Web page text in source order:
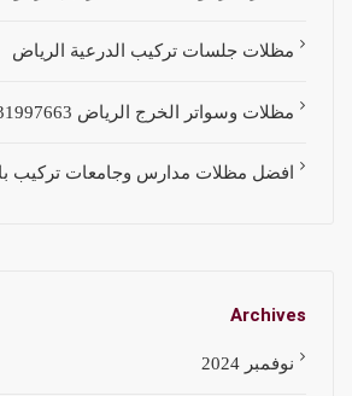
مظلات جلسات تركيب الدرعية الرياض
مظلات وسواتر الخرج الرياض 0531997663
افضل مظلات مدارس وجامعات تركيب
Archives
نوفمبر 2024